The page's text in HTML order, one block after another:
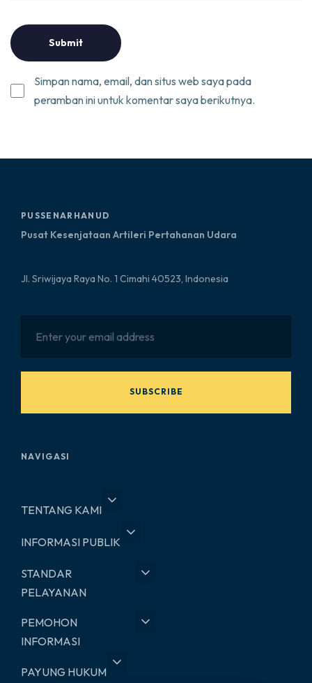
Simpan nama, email, dan situs web saya pada
peramban ini untuk komentar saya berikutnya.
PUSSENARHANUD
Pusat Kesenjataan Artileri Pertahanan Udara
Jl. Sriwijaya Raya No. 1 Cimahi 40523, Indonesia
SUBSCRIBE
NAVIGASI
TENTANG KAMI
INFORMASI PUBLIK
STANDAR
PELAYANAN
PEMOHON
INFORMASI
PAYUNG HUKUM